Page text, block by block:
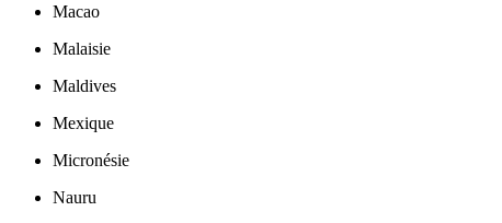
Macao
Malaisie
Maldives
Mexique
Micronésie
Nauru